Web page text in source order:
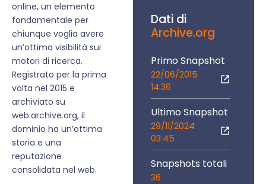
online, un elemento
fondamentale per
chiunque voglia avere
un’ottima visibilità sui
motori di ricerca.
Registrato per la prima
volta nel 2015 e
archiviato su
web.archive.org, il
dominio ha un’ottima
storia e una
reputazione
consolidata nel web.
Dati di
Archive.org
Primo Snapshot
22/06/2015
14:36
Ultimo Snapshot
29/11/2024
03:45
Snapshots totali
36